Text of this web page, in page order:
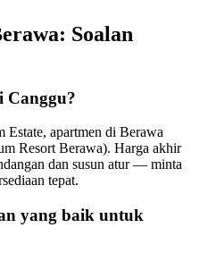
Soalan
Canggu?
Estate, apartmen di Berawa
Resort Berawa). Harga akhir
dan susun atur — minta
tepat.
yang baik untuk